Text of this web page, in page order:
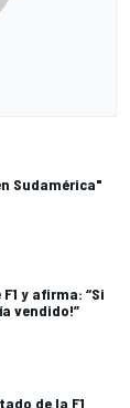
Sudamérica"
y afirma: “Si
vendido!”
de la F1